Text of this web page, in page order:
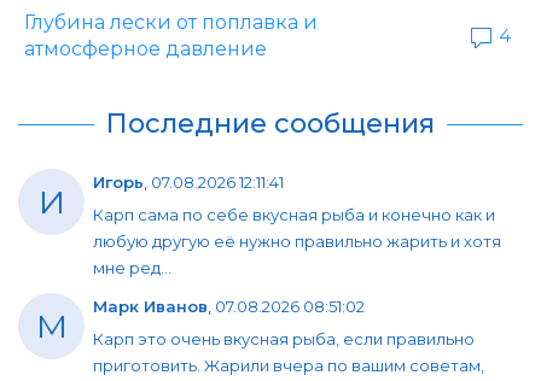
Глубина лески от поплавка и
атмосферное давление
4
Последние сообщения
И Игорь, 07.08.2026 12:11:41
Карп сама по себе вкусная рыба и конечно как и
любую другую её нужно правильно жарить и хотя
мне ред...
М Марк Иванов, 07.08.2026 08:51:02
Карп это очень вкусная рыба, если правильно
приготовить. Жарили вчера по вашим советам,